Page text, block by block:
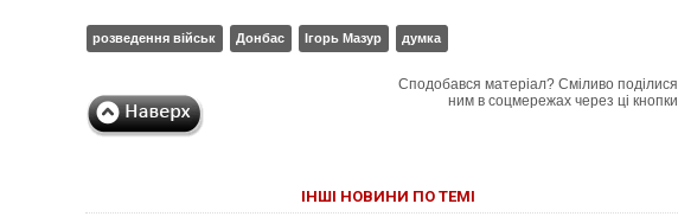
розведення військ Донбас Ігорь Мазур думка
Сподобався матеріал? Сміливо поділися
ним в соцмережах через ці кнопки
ІНШІ НОВИНИ ПО ТЕМІ